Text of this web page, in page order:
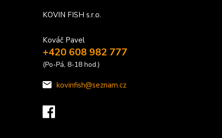
KOVIN FISH s.r.o.
Kováč Pavel
+420 608 982 777
(Po-Pá, 8-18 hod.)
kovinfish@seznam.cz